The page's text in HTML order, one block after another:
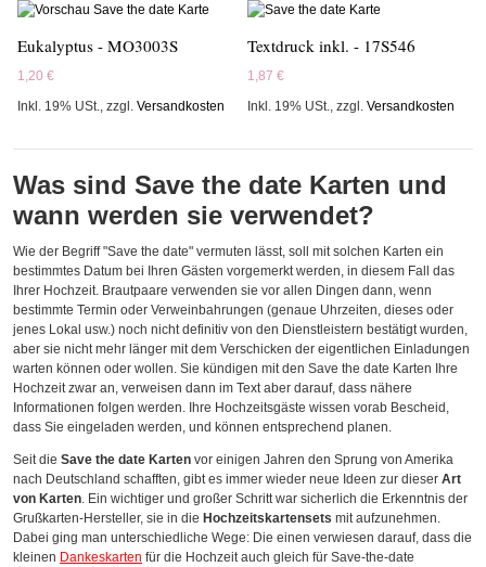
Eukalyptus - MO3003S
1,20 €
Inkl. 19% USt.,zzgl.Versandkosten
Textdruck inkl. - 17S546
1,87 €
Inkl. 19% USt.,zzgl.Versandkosten
Was sind Save the date Karten und
wann werden sie verwendet?
Wie der Begriff "Save the date" vermuten lässt, soll mit solchen Karten ein
bestimmtes Datum bei Ihren Gästen vorgemerkt werden, in diesem Fall das
Ihrer Hochzeit. Brautpaare verwenden sie vor allen Dingen dann, wenn
bestimmte Termin oder Verweinbahrungen (genaue Uhrzeiten, dieses oder
jenes Lokal usw.) noch nicht definitiv von den Dienstleistern bestätigt wurden,
aber sie nicht mehr länger mit dem Verschicken der eigentlichen Einladungen
warten können oder wollen. Sie kündigen mit den Save the date Karten Ihre
Hochzeit zwar an, verweisen dann im Text aber darauf, dass nähere
Informationen folgen werden. Ihre Hochzeitsgäste wissen vorab Bescheid,
dass Sie eingeladen werden, und können entsprechend planen.
Seit die Save the date Karten vor einigen Jahren den Sprung von Amerika
nach Deutschland schafften, gibt es immer wieder neue Ideen zur dieser Art
von Karten. Ein wichtiger und großer Schritt war sicherlich die Erkenntnis der
Grußkarten-Hersteller, sie in die Hochzeitskartensets mit aufzunehmen.
Dabei ging man unterschiedliche Wege: Die einen verwiesen darauf, dass die
kleinen Dankeskarten für die Hochzeit auch gleich für Save-the-date